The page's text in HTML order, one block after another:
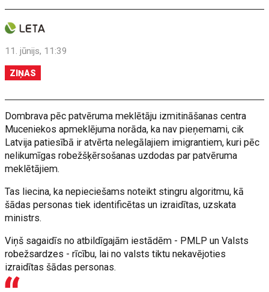
11. jūnijs, 11:39
ZIŅAS
Dombrava pēc patvēruma meklētāju izmitināšanas centra
Muceniekos apmeklējuma norāda, ka nav pieņemami, cik
Latvija patiesībā ir atvērta nelegālajiem imigrantiem, kuri pēc
nelikumīgas robežšķērsošanas uzdodas par patvēruma
meklētājiem.
Tas liecina, ka nepieciešams noteikt stingru algoritmu, kā
šādas personas tiek identificētas un izraidītas, uzskata
ministrs.
Viņš sagaidīs no atbildīgajām iestādēm - PMLP un Valsts
robežsardzes - rīcību, lai no valsts tiktu nekavējoties
izraidītas šādas personas.